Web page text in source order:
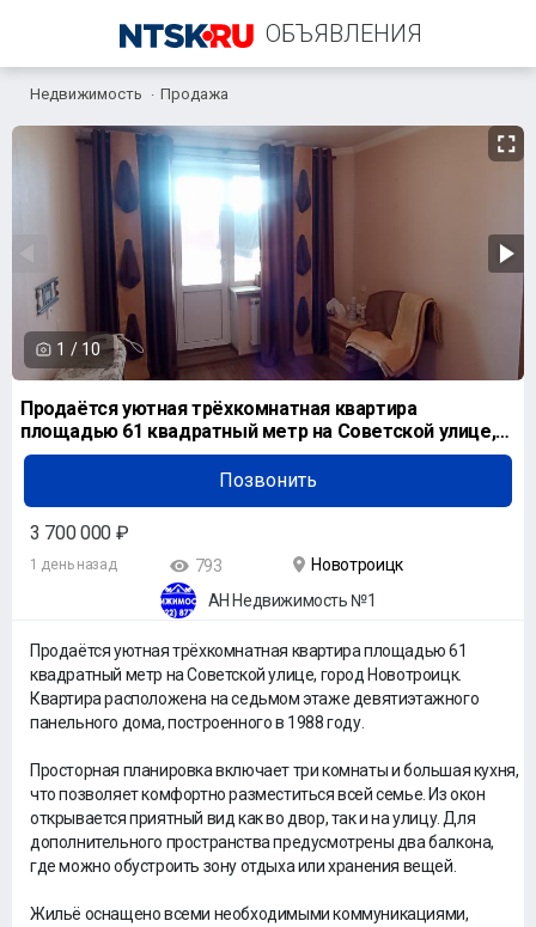
ОБЪЯВЛЕНИЯ
+7 (922) 877-58-99
Недвижимость Продажа
1 / 10
Продаётся уютная трёхкомнатная квартира
площадью 61 квадратный метр на Советской улице,
город Новотр
Позвонить
3 700 000 ₽
1 день назад 793
Новотроицк
АН Недвижимость №1
Продаётся уютная трёхкомнатная квартира площадью 61
квадратный метр на Советской улице, город Новотроицк.
Квартира расположена на седьмом этаже девятиэтажного
панельного дома, построенного в 1988 году.
Просторная планировка включает три комнаты и большая кухня,
что позволяет комфортно разместиться всей семье. Из окон
открывается приятный вид как во двор, так и на улицу. Для
дополнительного пространства предусмотрены два балкона,
где можно обустроить зону отдыха или хранения вещей.
Жильё оснащено всеми необходимыми коммуникациями,